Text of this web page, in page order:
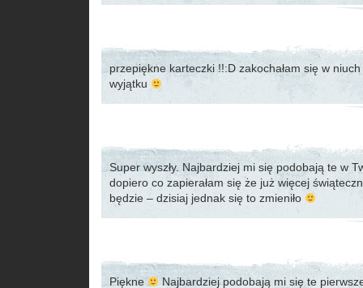
przepiękne karteczki !!:D zakochałam się w
wyjątku
Super wyszły. Najbardziej mi się podobają te w
dopiero co zapierałam się że już więcej
będzie – dzisiaj jednak się to zmieniło
Piękne Najbardziej podobają mi się te